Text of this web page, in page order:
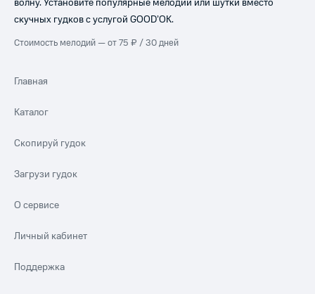
волну. Установите популярные мелодии или шутки вместо
скучных гудков с услугой GOOD’OK.
Стоимость мелодий — от 75 ₽ / 30 дней
Главная
Каталог
Скопируй гудок
Загрузи гудок
О сервисе
Личный кабинет
Поддержка